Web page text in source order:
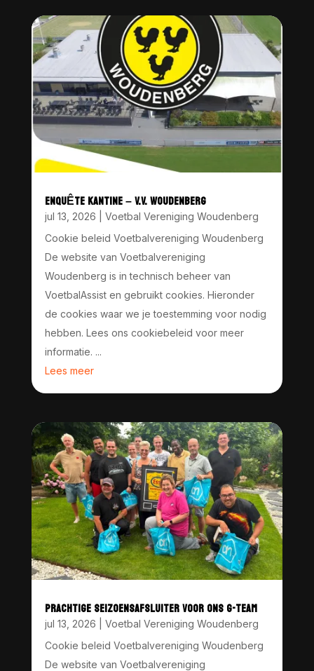
ENQUÊTE KANTINE – V.V. WOUDENBERG
jul 13, 2026
Voetbal Vereniging Woudenberg
Cookie beleid Voetbalvereniging Woudenberg
De website van Voetbalvereniging
Woudenberg is in technisch beheer van
VoetbalAssist en gebruikt cookies. Hieronder
de cookies waar we je toestemming voor nodig
hebben. Lees ons cookiebeleid voor meer
informatie. ...
Lees meer
PRACHTIGE SEIZOENSAFSLUITER VOOR ONS G-TEAM
jul 13, 2026
Voetbal Vereniging Woudenberg
Cookie beleid Voetbalvereniging Woudenberg
De website van Voetbalvereniging